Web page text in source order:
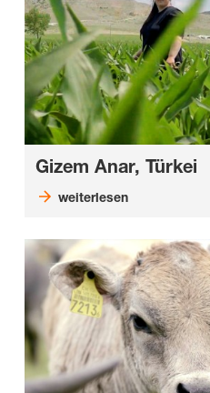
Gizem Anar, Türkei
weiterlesen